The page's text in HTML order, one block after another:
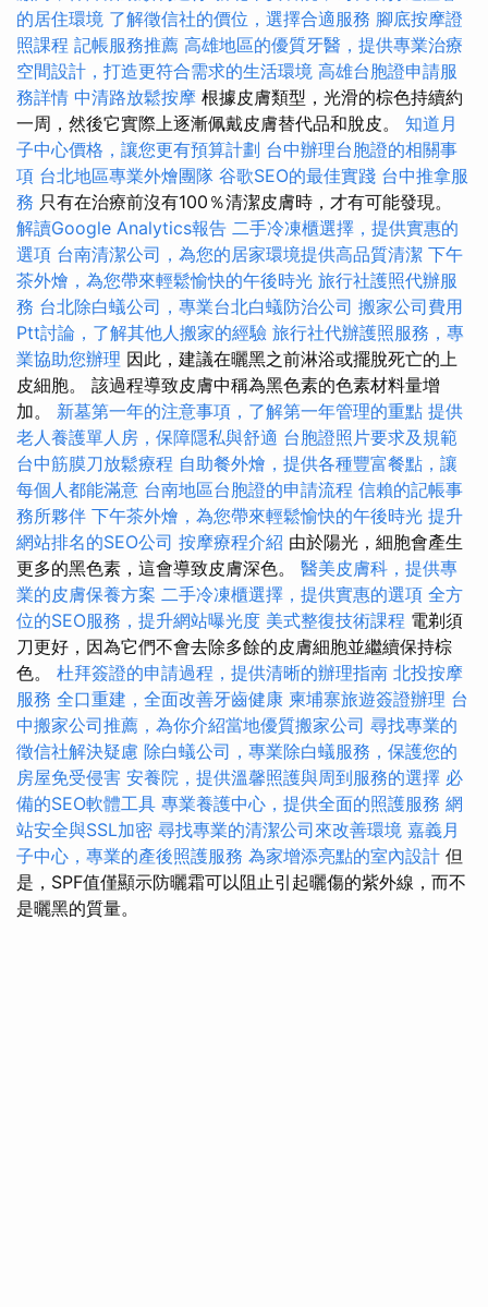
的居住環境 了解徵信社的價位，選擇合適服務 腳底按摩證
照課程 記帳服務推薦 高雄地區的優質牙醫，提供專業治療
空間設計，打造更符合需求的生活環境 高雄台胞證申請服
務詳情 中清路放鬆按摩 根據皮膚類型，光滑的棕色持續約
一周，然後它實際上逐漸佩戴皮膚替代品和脫皮。 知道月
子中心價格，讓您更有預算計劃 台中辦理台胞證的相關事
項 台北地區專業外燴團隊 谷歌SEO的最佳實踐 台中推拿服
務 只有在治療前沒有100％清潔皮膚時，才有可能發現。
解讀Google Analytics報告 二手冷凍櫃選擇，提供實惠的
選項 台南清潔公司，為您的居家環境提供高品質清潔 下午
茶外燴，為您帶來輕鬆愉快的午後時光 旅行社護照代辦服
務 台北除白蟻公司，專業台北白蟻防治公司 搬家公司費用
Ptt討論，了解其他人搬家的經驗 旅行社代辦護照服務，專
業協助您辦理 因此，建議在曬黑之前淋浴或擺脫死亡的上
皮細胞。 該過程導致皮膚中稱為黑色素的色素材料量增
加。 新墓第一年的注意事項，了解第一年管理的重點 提供
老人養護單人房，保障隱私與舒適 台胞證照片要求及規範
台中筋膜刀放鬆療程 自助餐外燴，提供各種豐富餐點，讓
每個人都能滿意 台南地區台胞證的申請流程 信賴的記帳事
務所夥伴 下午茶外燴，為您帶來輕鬆愉快的午後時光 提升
網站排名的SEO公司 按摩療程介紹 由於陽光，細胞會產生
更多的黑色素，這會導致皮膚深色。 醫美皮膚科，提供專
業的皮膚保養方案 二手冷凍櫃選擇，提供實惠的選項 全方
位的SEO服務，提升網站曝光度 美式整復技術課程 電剃須
刀更好，因為它們不會去除多餘的皮膚細胞並繼續保持棕
色。 杜拜簽證的申請過程，提供清晰的辦理指南 北投按摩
服務 全口重建，全面改善牙齒健康 柬埔寨旅遊簽證辦理 台
中搬家公司推薦，為你介紹當地優質搬家公司 尋找專業的
徵信社解決疑慮 除白蟻公司，專業除白蟻服務，保護您的
房屋免受侵害 安養院，提供溫馨照護與周到服務的選擇 必
備的SEO軟體工具 專業養護中心，提供全面的照護服務 網
站安全與SSL加密 尋找專業的清潔公司來改善環境 嘉義月
子中心，專業的產後照護服務 為家增添亮點的室內設計 但
是，SPF值僅顯示防曬霜可以阻止引起曬傷的紫外線，而不
是曬黑的質量。